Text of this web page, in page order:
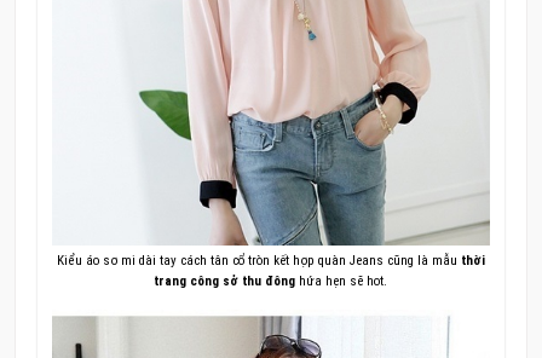
Kiểu áo sơ mi dài tay cách tân cổ tròn kết hợp quàn Jeans cũng là mẫu thời
trang công sở thu đông hứa hẹn sẽ hot.